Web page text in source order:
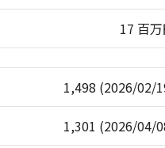
17 百
1,498 (2026/02/
1,301 (2026/04/